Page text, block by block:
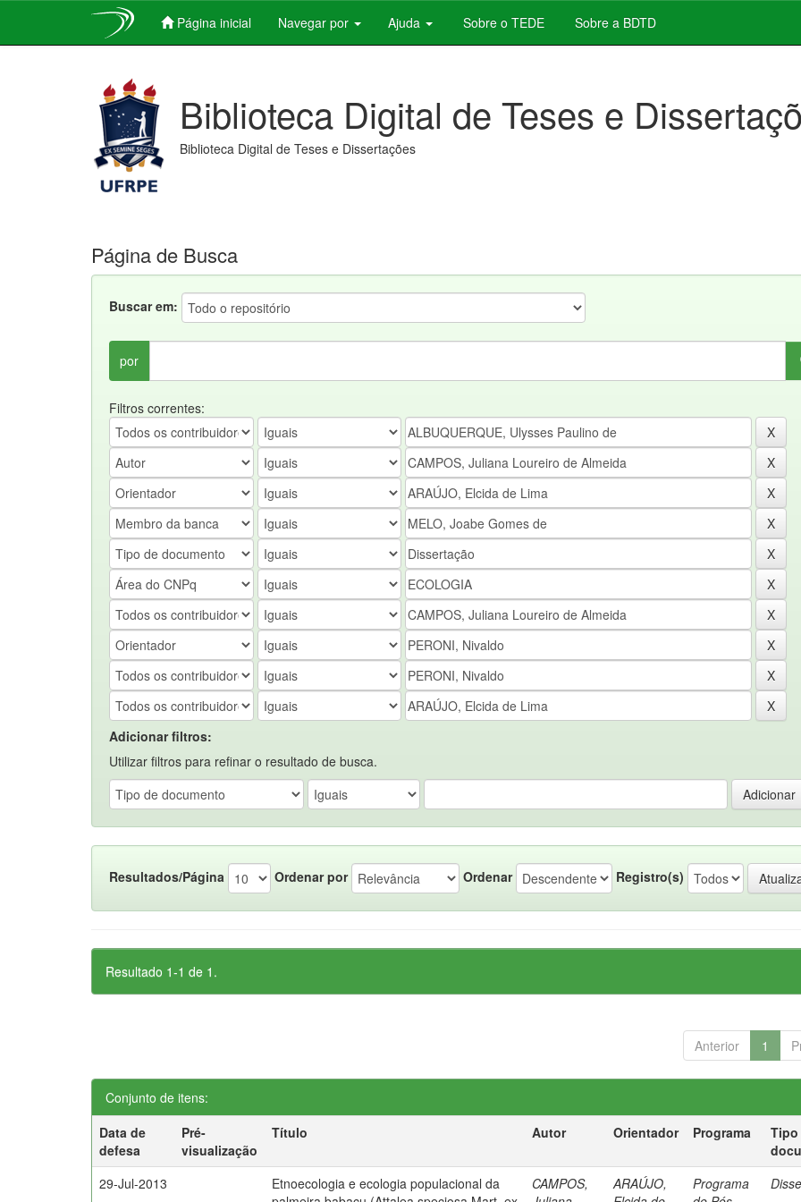
Página inicial Navegar por Ajuda Sobre o TEDE Sobre a BDTD
Biblioteca Digital de Teses e
Biblioteca Digital de Teses e Dissertações
Página de Busca
Buscar em:
por
Filtros correntes:
Adicionar filtros:
Utilizar filtros para refinar o resultado de busca.
Resultados/Página Ordenar por Ordenar Registro(s)
Resultado 1-1 de 1.
Anterior 1
Conjunto de itens:
Data de
defesa
Pré-
visualização
Título Autor Orientador Programa
29-Jul-2013
Etnoecologia e ecologia populacional da
CAMPOS,
ARAÚJO,
Programa